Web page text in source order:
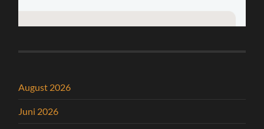
August 2026
Juni 2026